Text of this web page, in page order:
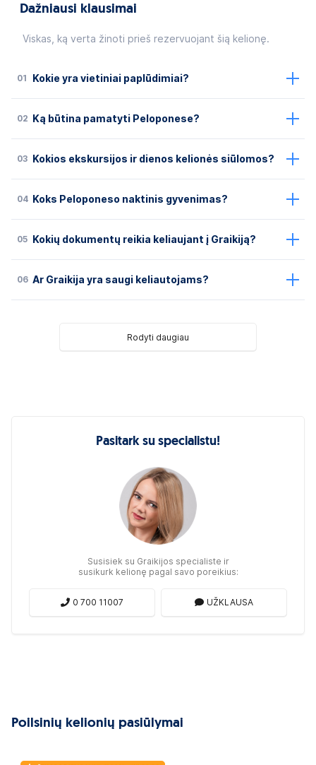
Dažniausi klausimai
Viskas, ką verta žinoti prieš rezervuojant šią kelionę.
01 Kokie yra vietiniai paplūdimiai?
02 Ką būtina pamatyti Peloponese?
03 Kokios ekskursijos ir dienos kelionės siūlomos?
04 Koks Peloponeso naktinis gyvenimas?
05 Kokių dokumentų reikia keliaujant į Graikiją?
06 Ar Graikija yra saugi keliautojams?
Rodyti daugiau
Pasitark su specialistu!
Susisiek su Graikijos specialiste ir
susikurk kelionę pagal savo poreikius:
0 700 11007 UŽKLAUSA
Poilsinių kelionių pasiūlymai